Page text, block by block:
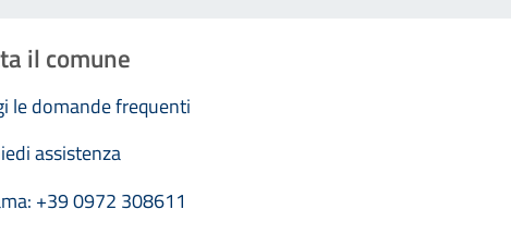
il comune
le domande frequenti
assistenza
+39 0972 308611